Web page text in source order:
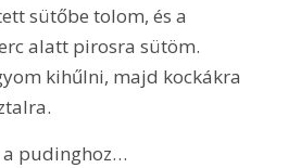
sütőbe tolom, és a
alatt pirosra sütöm.
kihűlni, majd kockákra
a pudinghoz…